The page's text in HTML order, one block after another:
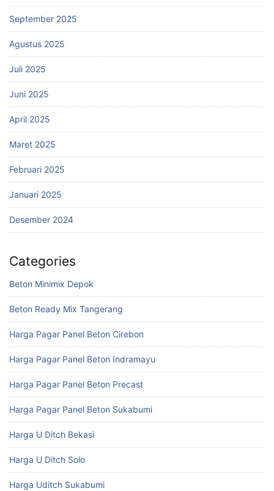
September 2025
Agustus 2025
Juli 2025
Juni 2025
April 2025
Maret 2025
Februari 2025
Januari 2025
Desember 2024
Categories
Beton Minimix Depok
Beton Ready Mix Tangerang
Harga Pagar Panel Beton Cirebon
Harga Pagar Panel Beton Indramayu
Harga Pagar Panel Beton Precast
Harga Pagar Panel Beton Sukabumi
Harga U Ditch Bekasi
Harga U Ditch Solo
Harga Uditch Sukabumi